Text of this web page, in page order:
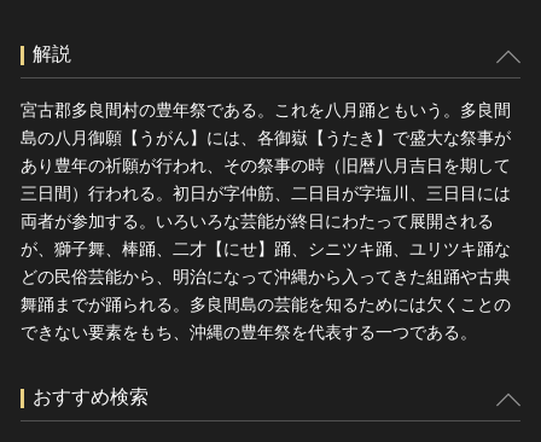
解説
宮古郡多良間村の豊年祭である。これを八月踊ともいう。多良間
島の八月御願【うがん】には、各御嶽【うたき】で盛大な祭事が
あり豊年の祈願が行われ、その祭事の時（旧暦八月吉日を期して
三日間）行われる。初日が字仲筋、二日目が字塩川、三日目には
両者が参加する。いろいろな芸能が終日にわたって展開される
が、獅子舞、棒踊、二才【にせ】踊、シニツキ踊、ユリツキ踊な
どの民俗芸能から、明治になって沖縄から入ってきた組踊や古典
舞踊までが踊られる。多良間島の芸能を知るためには欠くことの
できない要素をもち、沖縄の豊年祭を代表する一つである。
おすすめ検索